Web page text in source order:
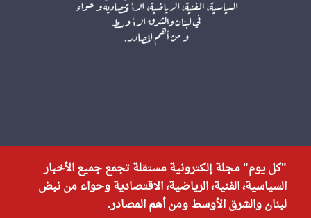
"كل يوم" مجلة إلكترونية مستقلة تجمع جميع الأخبار
السياسية، الفنية، الرياضية، الاقتصادية وحواء من نبض
لبنان والشرق الأوسط ومن أهم المصادر.